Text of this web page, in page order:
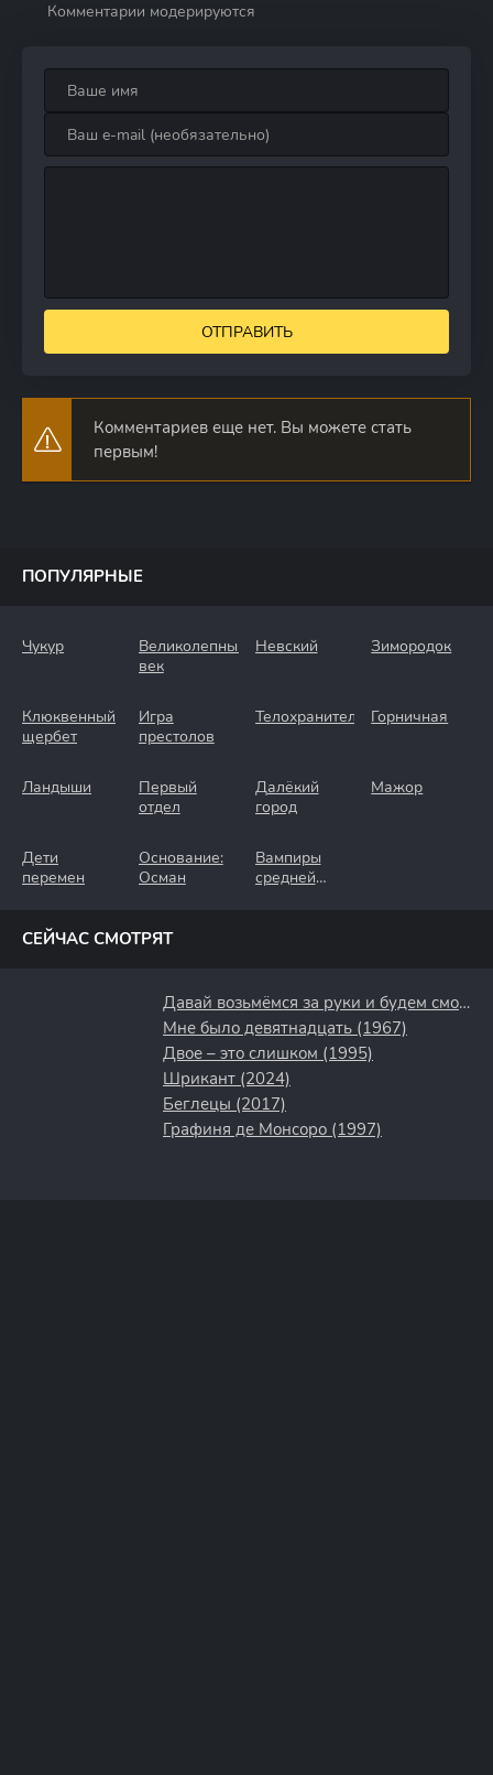
Комментарии модерируются
ОТПРАВИТЬ
Комментариев еще нет. Вы можете стать
первым!
ПОПУЛЯРНЫЕ
Чукур
Великолепный
век
Невский Зимородок
Клюквенный
щербет
Игра
престолов
Телохранители Горничная
Ландыши
Первый
отдел
Далёкий
город
Мажор
Дети
перемен
Основание:
Осман
Вампиры
средней
СЕЙЧАС СМОТРЯТ
Давай возьмёмся за руки и будем смотреть на закат (2018)
Мне было девятнадцать (1967)
Двое – это слишком (1995)
Шрикант (2024)
Беглецы (2017)
Графиня де Монсоро (1997)